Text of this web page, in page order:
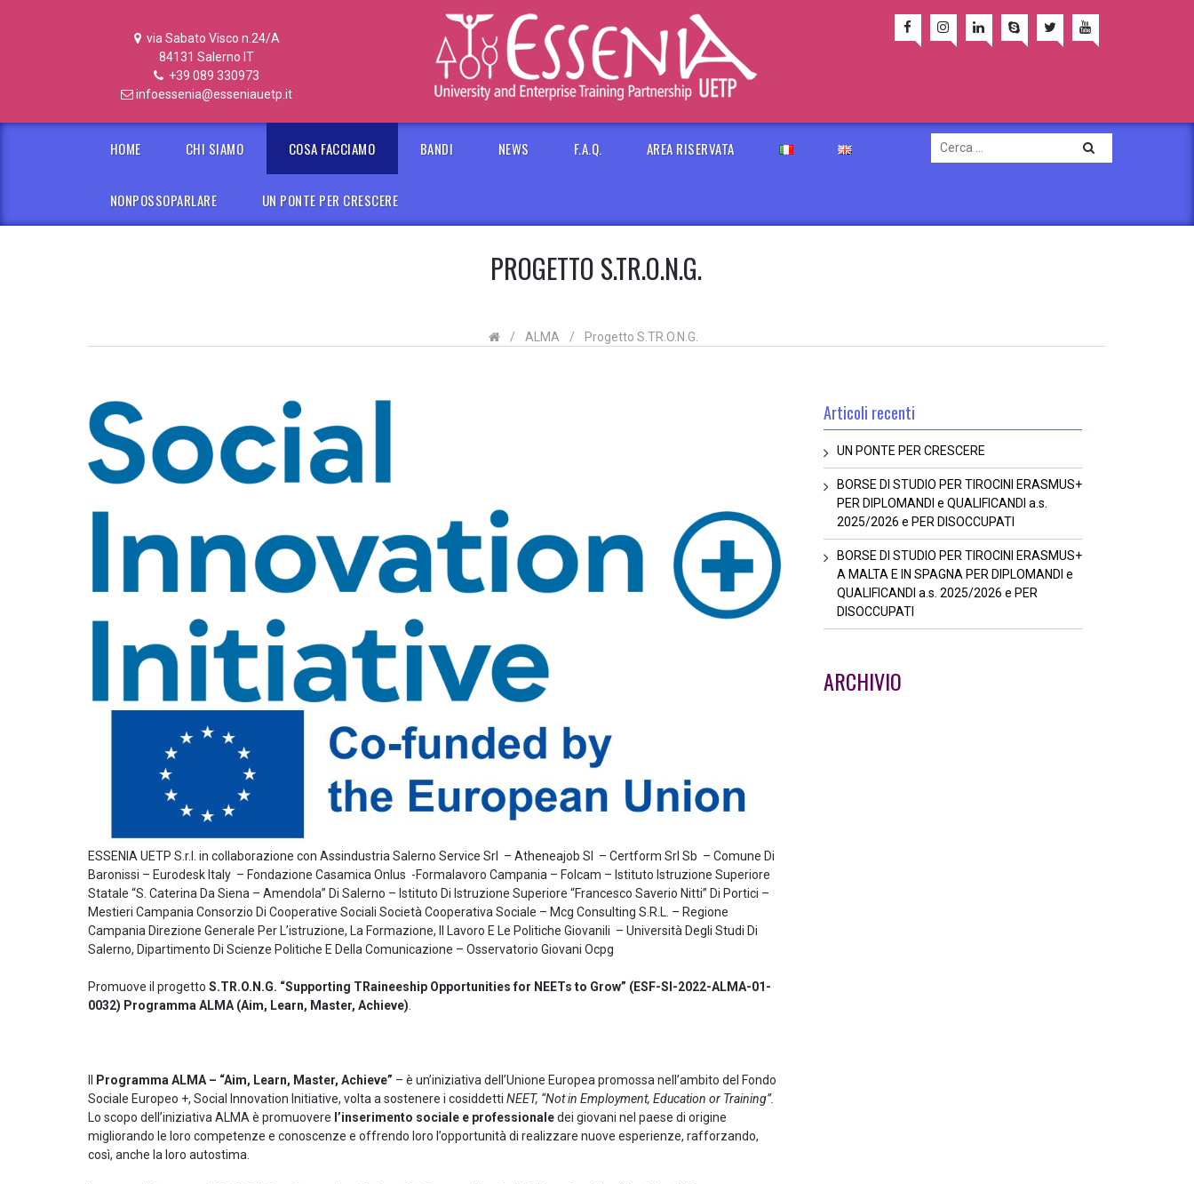
via Sabato Visco n.24/A
84131 Salerno IT
+39 089 330973
infoessenia@esseniauetp.it
HOME CHI SIAMO COSA FACCIAMO BANDI NEWS F.A.Q. AREA RISERVATA
NONPOSSOPARLARE UN PONTE PER CRESCERE
PROGETTO S.TR.O.N.G.
/ ALMA / Progetto S.TR.O.N.G.
ESSENIA UETP S.r.l. in collaborazione con Assindustria Salerno Service Srl – Atheneajob Sl – Certform Srl Sb – Comune Di
Baronissi – Eurodesk Italy – Fondazione Casamica Onlus -Formalavoro Campania – Folcam – Istituto Istruzione Superiore
Statale “S. Caterina Da Siena – Amendola” Di Salerno – Istituto Di Istruzione Superiore “Francesco Saverio Nitti” Di Portici –
Mestieri Campania Consorzio Di Cooperative Sociali Società Cooperativa Sociale – Mcg Consulting S.R.L. – Regione
Campania Direzione Generale Per L’istruzione, La Formazione, Il Lavoro E Le Politiche Giovanili – Università Degli Studi Di
Salerno, Dipartimento Di Scienze Politiche E Della Comunicazione – Osservatorio Giovani Ocpg
Promuove il progetto S.TR.O.N.G. “Supporting TRaineeship Opportunities for NEETs to Grow” (ESF-SI-2022-ALMA-01-
0032) Programma ALMA (Aim, Learn, Master, Achieve).
Programma ALMA – “Aim, Learn, Master, Achieve” – è un’iniziativa dell’Unione Europea promossa nell’ambito del Fondo
Sociale Europeo +, Social Innovation Initiative, volta a sostenere i cosiddetti NEET, “Not in Employment, Education or Training”.
Lo scopo dell’iniziativa ALMA è promuovere l’inserimento sociale e professionaledei giovani nel paese di origine
migliorando le loro competenze e conoscenze e offrendo loro l’opportunità di realizzare nuove esperienze, rafforzando,
così, anche la loro autostima.
Articoli recenti
UN PONTE PER CRESCERE
BORSE DI STUDIO PER TIROCINI ERASMUS+
PER DIPLOMANDI e QUALIFICANDI a.s.
2025/2026 e PER DISOCCUPATI
BORSE DI STUDIO PER TIROCINI ERASMUS+
A MALTA E IN SPAGNA PER DIPLOMANDI e
QUALIFICANDI a.s. 2025/2026 e PER
DISOCCUPATI
ARCHIVIO